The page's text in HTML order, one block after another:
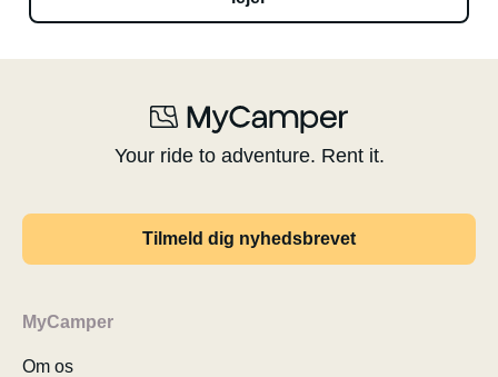
Your ride to adventure. Rent it.
Tilmeld dig nyhedsbrevet
MyCamper
Om os